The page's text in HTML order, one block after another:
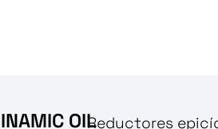
OILReductores